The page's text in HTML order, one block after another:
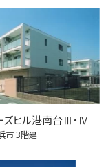
ズヒル港南台Ⅲ・Ⅳ
市3階建